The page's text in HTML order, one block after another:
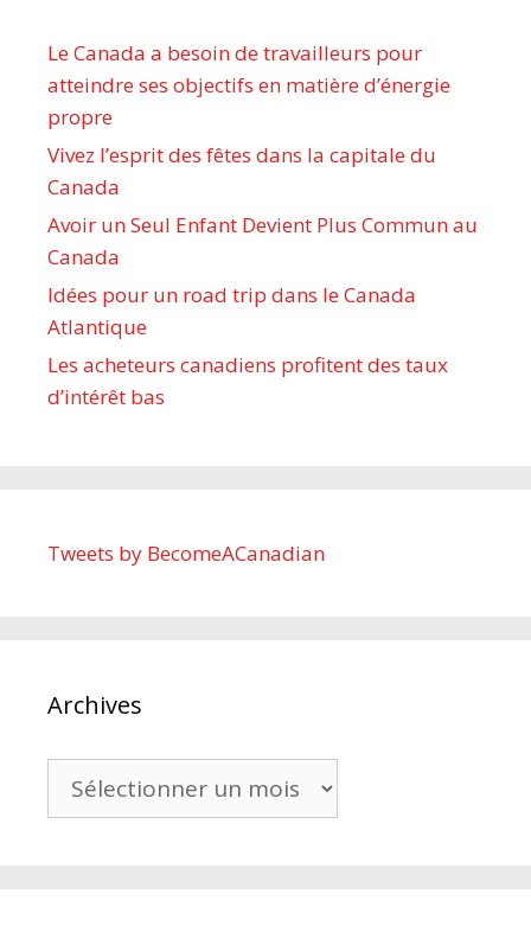
Le Canada a besoin de travailleurs pour
atteindre ses objectifs en matière d’énergie
propre
Vivez l’esprit des fêtes dans la capitale du
Canada
Avoir un Seul Enfant Devient Plus Commun au
Canada
Idées pour un road trip dans le Canada
Atlantique
Les acheteurs canadiens profitent des taux
d’intérêt bas
Tweets by BecomeACanadian
Archives
Archives